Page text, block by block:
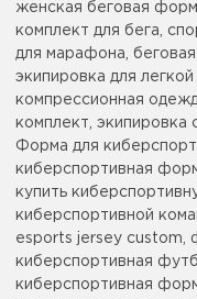
женская беговая
комплект для бега,
для марафона,
экипировка для
компрессионная
комплект, экипировка
Форма для
киберспортивная
купить
киберспортивной
esports jersey custom,
киберспортивная
киберспортивная